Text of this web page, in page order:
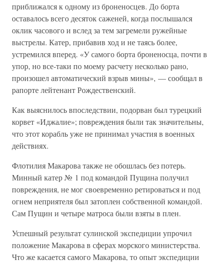
приближался к одному из броненосцев. До борта
оставалось всего десяток саженей, когда послышался
оклик часового и вслед за тем загремели ружейные
выстрелы. Катер, прибавив ход и не таясь более,
устремился вперед. «У самого борта броненосца, почти в
упор, но все-таки по моему расчету несколько рано,
произошел автоматический взрыв мины», — сообщал в
рапорте лейтенант Рождественский.
Как выяснилось впоследствии, подорван был турецкий
корвет «Иджалие»; повреждения были так значительны,
что этот корабль уже не принимал участия в военных
действиях.
Флотилия Макарова также не обошлась без потерь.
Минный катер № 1 под командой Пущина получил
повреждения, не мог своевременно ретироваться и под
огнем неприятеля был затоплен собственной командой.
Сам Пущин и четыре матроса были взяты в плен.
Успешный результат сулинской экспедиции упрочил
положение Макарова в сферах морского министерства.
Что же касается самого Макарова, то опыт экспедиции